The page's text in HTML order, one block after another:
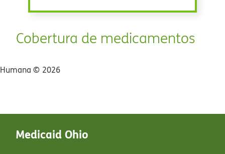
Cobertura de medicamentos​​
Medicaid Ohio​​
Humana ©​​ 2026​​